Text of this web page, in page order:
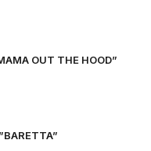
OUT THE HOOD”